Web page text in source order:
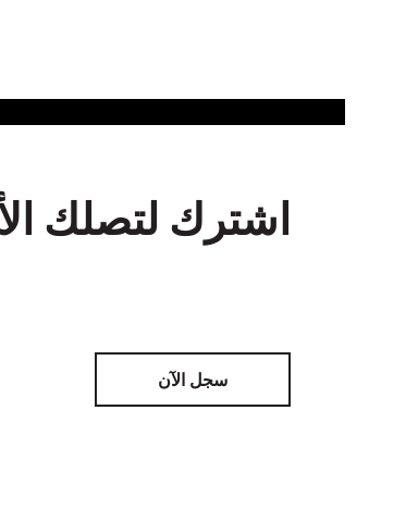
اشترك لتصلك
سجل الآن